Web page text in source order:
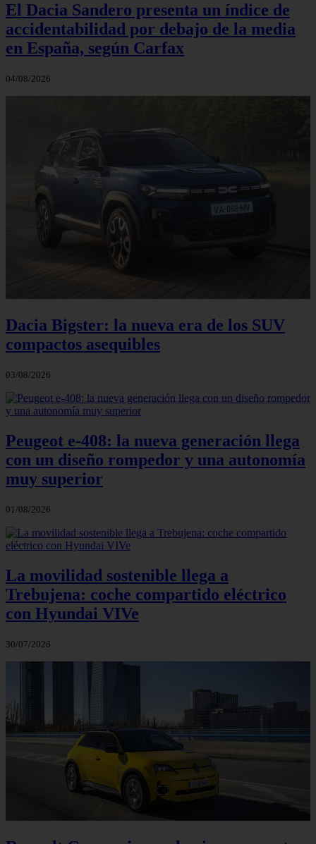
El Dacia Sandero presenta un índice de
accidentabilidad por debajo de la media
en España, según Carfax
04/08/2026
Dacia Bigster: la nueva era de los SUV
compactos asequibles
03/08/2026
Peugeot e-408: la nueva generación llega
con un diseño rompedor y una autonomía
muy superior
01/08/2026
La movilidad sostenible llega a
Trebujena: coche compartido eléctrico
con Hyundai VIVe
30/07/2026